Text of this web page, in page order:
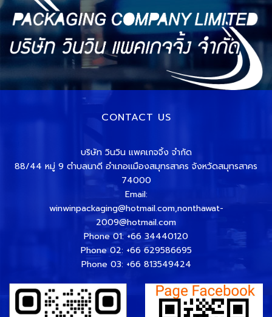
CONTACT US
บริษัท วินวิน แพคเกจจิ้ง จำกัด
88/44 หมู่ 9 ตำบลนาดี อำเภอเเมืองสมุทรสาคร จังหวัดสมุทรสาคร
74000
Email:
winwinpackaging@hotmail.com,nonthawat-
2009@hotmail.com
Phone 01: +66 34440120
Phone 02: +66 629586695
Phone 03: +66 813549424